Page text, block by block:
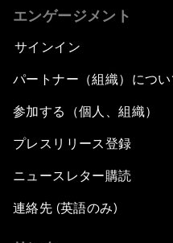
エンゲージメント
サインイン
パートナー（組織）につい
参加する（個人、組織）
プレスリリース登録
ニュースレター購読
連絡先 (英語のみ)